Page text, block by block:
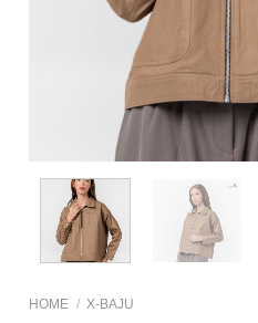
HOME / X-BAJU